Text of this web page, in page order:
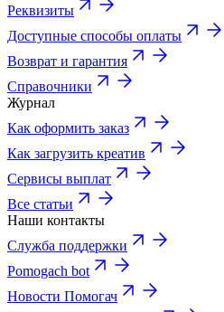
Реквизиты
Доступные способы оплаты
Возврат и гарантия
Справочники
Журнал
Как оформить заказ
Как загрузить креатив
Сервисы выплат
Все статьи
Наши контакты
Служба поддержки
Pomogach bot
Новости Помогач